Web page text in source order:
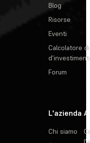
Blog
Risorse
Eventi
Calcolatore
Forum
L'azienda
Chi siamo